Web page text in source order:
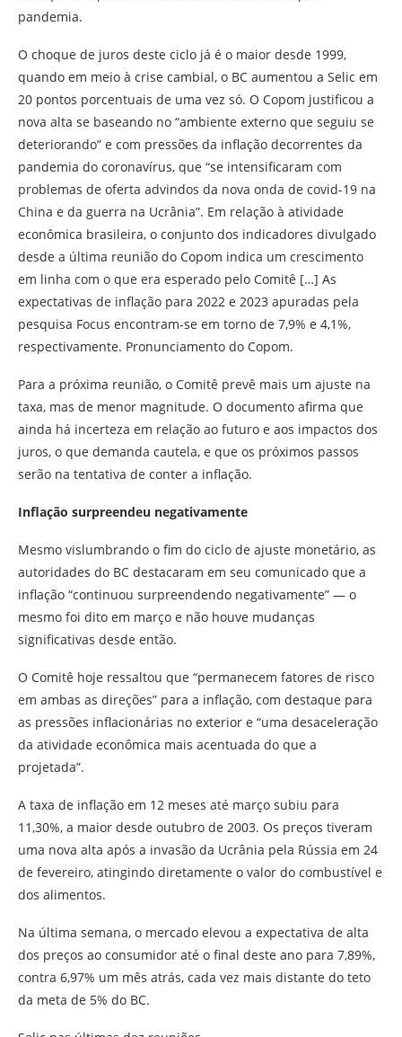
pandemia.
O choque de juros deste ciclo já é o maior desde 1999,
quando em meio à crise cambial, o BC aumentou a Selic em
20 pontos porcentuais de uma vez só. O Copom justificou a
nova alta se baseando no “ambiente externo que seguiu se
deteriorando” e com pressões da inflação decorrentes da
pandemia do coronavírus, que “se intensificaram com
problemas de oferta advindos da nova onda de covid-19 na
China e da guerra na Ucrânia”. Em relação à atividade
econômica brasileira, o conjunto dos indicadores divulgado
desde a última reunião do Copom indica um crescimento
em linha com o que era esperado pelo Comitê […] As
expectativas de inflação para 2022 e 2023 apuradas pela
pesquisa Focus encontram-se em torno de 7,9% e 4,1%,
respectivamente. Pronunciamento do Copom.
Para a próxima reunião, o Comitê prevê mais um ajuste na
taxa, mas de menor magnitude. O documento afirma que
ainda há incerteza em relação ao futuro e aos impactos dos
juros, o que demanda cautela, e que os próximos passos
serão na tentativa de conter a inflação.
Inflação surpreendeu negativamente
Mesmo vislumbrando o fim do ciclo de ajuste monetário, as
autoridades do BC destacaram em seu comunicado que a
inflação “continuou surpreendendo negativamente” — o
mesmo foi dito em março e não houve mudanças
significativas desde então.
O Comitê hoje ressaltou que “permanecem fatores de risco
em ambas as direções” para a inflação, com destaque para
as pressões inflacionárias no exterior e “uma desaceleração
da atividade econômica mais acentuada do que a
projetada”.
A taxa de inflação em 12 meses até março subiu para
11,30%, a maior desde outubro de 2003. Os preços tiveram
uma nova alta após a invasão da Ucrânia pela Rússia em 24
de fevereiro, atingindo diretamente o valor do combustível e
dos alimentos.
Na última semana, o mercado elevou a expectativa de alta
dos preços ao consumidor até o final deste ano para 7,89%,
contra 6,97% um mês atrás, cada vez mais distante do teto
da meta de 5% do BC.